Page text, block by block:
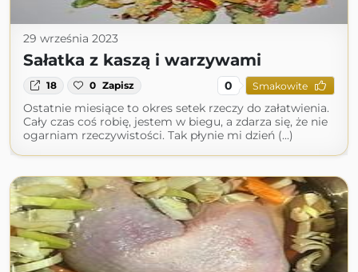
29 września 2023
Sałatka z kaszą i warzywami
18 0 Zapisz 0 Smakowite
Ostatnie miesiące to okres setek rzeczy do załatwienia.
Cały czas coś robię, jestem w biegu, a zdarza się, że nie
ogarniam rzeczywistości. Tak płynie mi dzień (...)